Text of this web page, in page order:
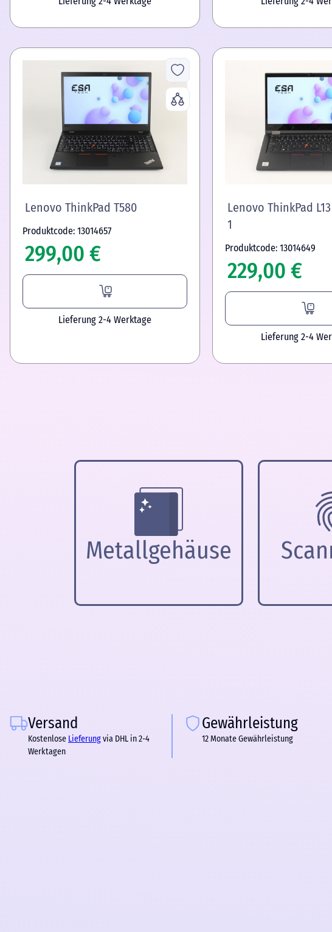
Lenovo ThinkPad T580
Produktcode: 13014657
299,00 €
Lieferung 2-4 Werktage
Lenovo ThinkPad
1
Produktcode: 13014649
229,00 €
Lieferung 2-4
Metallgehäuse
Versand
Kostenlose Lieferungvia DHL in 2-4
Werktagen
Gewährleistung
12 Monate Gewährleistung